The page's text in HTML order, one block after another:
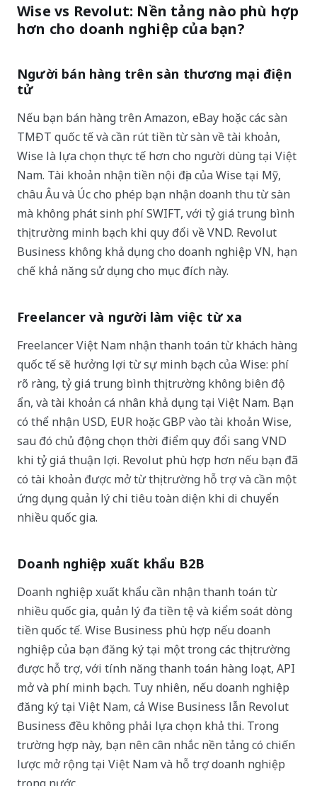
Wise vs Revolut: Nền tảng nào phù hợp
hơn cho doanh nghiệp của bạn?
Người bán hàng trên sàn thương mại điện
tử
Nếu bạn bán hàng trên Amazon, eBay hoặc các sàn
TMĐT quốc tế và cần rút tiền từ sàn về tài khoản,
Wise là lựa chọn thực tế hơn cho người dùng tại Việt
Nam. Tài khoản nhận tiền nội địa của Wise tại Mỹ,
châu Âu và Úc cho phép bạn nhận doanh thu từ sàn
mà không phát sinh phí SWIFT, với tỷ giá trung bình
thị trường minh bạch khi quy đổi về VND. Revolut
Business không khả dụng cho doanh nghiệp VN, hạn
chế khả năng sử dụng cho mục đích này.
Freelancer và người làm việc từ xa
Freelancer Việt Nam nhận thanh toán từ khách hàng
quốc tế sẽ hưởng lợi từ sự minh bạch của Wise: phí
rõ ràng, tỷ giá trung bình thị trường không biên độ
ẩn, và tài khoản cá nhân khả dụng tại Việt Nam. Bạn
có thể nhận USD, EUR hoặc GBP vào tài khoản Wise,
sau đó chủ động chọn thời điểm quy đổi sang VND
khi tỷ giá thuận lợi. Revolut phù hợp hơn nếu bạn đã
có tài khoản được mở từ thị trường hỗ trợ và cần một
ứng dụng quản lý chi tiêu toàn diện khi di chuyển
nhiều quốc gia.
Doanh nghiệp xuất khẩu B2B
Doanh nghiệp xuất khẩu cần nhận thanh toán từ
nhiều quốc gia, quản lý đa tiền tệ và kiểm soát dòng
tiền quốc tế. Wise Business phù hợp nếu doanh
nghiệp của bạn đăng ký tại một trong các thị trường
được hỗ trợ, với tính năng thanh toán hàng loạt, API
mở và phí minh bạch. Tuy nhiên, nếu doanh nghiệp
đăng ký tại Việt Nam, cả Wise Business lẫn Revolut
Business đều không phải lựa chọn khả thi. Trong
trường hợp này, bạn nên cân nhắc nền tảng có chiến
lược mở rộng tại Việt Nam và hỗ trợ doanh nghiệp